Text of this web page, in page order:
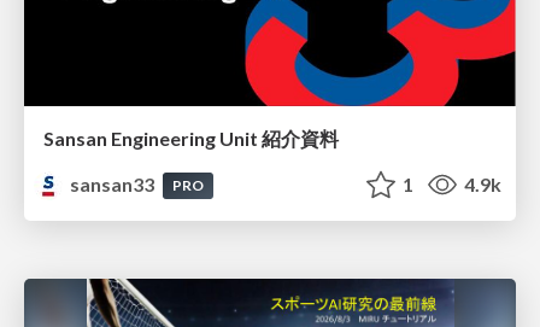
Sansan Engineering Unit 紹介資料
sansan33
PRO 1 4.9k